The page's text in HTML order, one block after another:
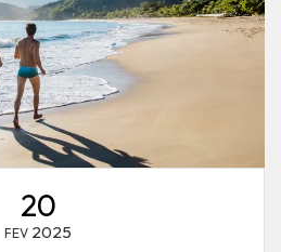
20
FEV 2025